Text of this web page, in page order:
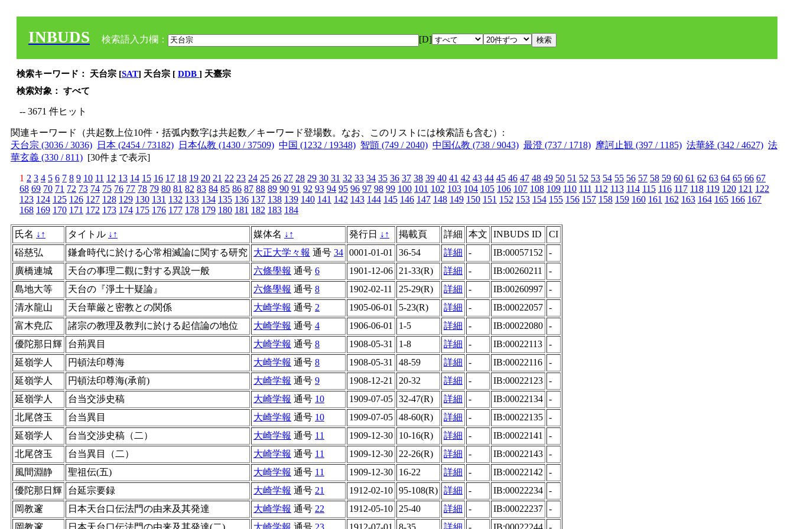
INBUDS 検索語入力欄： [D]
検索キーワード： 天台宗 [SAT] 天台宗 [ DDB ] 天臺宗
検索対象： すべて
-- 3671 件ヒット
関連キーワード（共起数上位10件・括弧内数字は共起数／キーワード登場数。なお、このリストには検索語も含む）:
天台宗 (3036 / 3036)
日本 (2454 / 73182) 日本仏教 (1430 / 37509) 中国 (1232 / 19348) 智顗 (749 / 2040) 中国仏教 (738 / 9043) 最澄 (737 / 1718) 摩訶止観 (397 / 1185) 法華経 (342 / 4627) 法
華玄義 (330 / 811) [30件まで表示]
1 2 3 4 5 6 7 8 9 10 11 12 13 14 15 16 17 18 19 20 21 22 23 24 25 26 27 28 29 30 31 32 33 34 35 36 37 38 39 40 41 42 43 44 45 46 47 48 49 50 51 52 53 54 55 56 57 58 59 60 61 62 63 64 65 66 67
68 69 70 71 72 73 74 75 76 77 78 79 80 81 82 83 84 85 86 87 88 89 90 91 92 93 94 95 96 97 98 99 100 101 102 103 104 105 106 107 108 109 110 111 112 113 114 115 116 117 118 119 120 121 122
123 124 125 126 127 128 129 130 131 132 133 134 135 136 137 138 139 140 141 142 143 144 145 146 147 148 149 150 151 152 153 154 155 156 157 158 159 160 161 162 163 164 165 166 167
168 169 170 171 172 173 174 175 176 177 178 179 180 181 182 183 184
氏名 ↓ ↑ タイトル ↓ ↑ 媒体名 ↓ ↑ 発行日 ↓ ↑ 掲載頁 詳細 本文 INBUDS ID
CI
硲慈弘
鎌倉時代に於ける心常相滅論に関する研究 大正大学々報 通号 34 0001-01-01 36-54 詳細 - IB:00057152
-
廣橋連城
天台の事理二觀に對する異說一般 六條學報 通号 6 1901-12-06 21-33(R) 詳細 - IB:00260211
-
島地大等
天台の『淨土十疑論』 六條學報 通号 8 1902-02-11 25-29(R) 詳細 - IB:00260997 -
清水龍山
天台華厳と密教との関係 大崎学報 通号 2 1905-06-01 5-23(R) 詳細 - IB:00022057 -
富木尭広
諸宗の教理及教判に於ける起信論の地位 大崎学報 通号 4 1906-06-01 1-5 詳細 - IB:00022080 -
優陀那日輝
台荊異目 大崎学報 通号 8 1908-05-31 1-8 詳細 - IB:00022113
-
延嶺学人
円頓法印尊海 大崎学報 通号 8 1908-05-31 48-59 詳細 - IB:00022116
-
延嶺学人
円頓法印尊海(承前) 大崎学報 通号 9 1908-12-21 20-32 詳細 - IB:00022123 -
延嶺学人
台当交渉史稿 大崎学報 通号 10 1909-07-05 32-47(R) 詳細 - IB:00022134 -
北尾啓玉
台当異目 大崎学報 通号 10 1909-07-05 48-60(R) 詳細 - IB:00022135 -
延嶺学人
台当交渉史稿（二） 大崎学報 通号 11 1909-12-30 10-16(R) 詳細 - IB:00022141
-
北尾啓玉
台当異目（二） 大崎学報 通号 11 1909-12-30 22-26(R) 詳細 - IB:00022143 -
風間淵静
聖祖伝(五) 大崎学報 通号 11 1909-12-30 16-22 詳細 - IB:00022142
-
優陀那日輝
台延宗要録 大崎学報 通号 21 1912-02-10 95-108(R) 詳細 - IB:00022234 -
岡教邃
日本天台口伝法門の由来及其発達 大崎学報 通号 22 1912-05-10 25-40 詳細 - IB:00022237 -
岡教邃
日本天台口伝法門の由来及其発達(二) 大崎学報 通号 23 1912-07-01 8-35 詳細 - IB:00022244 -